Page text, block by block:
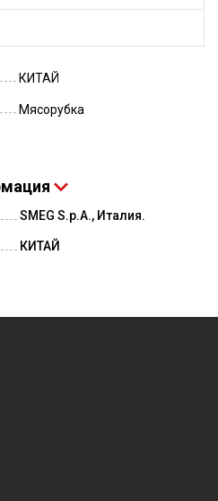
КИТАЙ
Мясорубка
SMEG S.p.A., Италия.
КИТАЙ